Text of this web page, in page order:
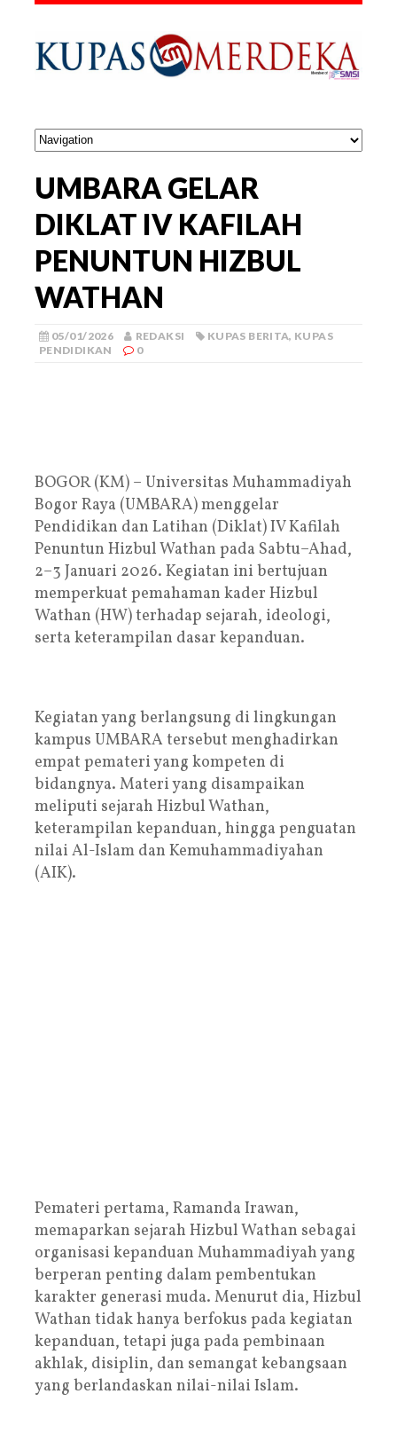
UMBARA GELAR
DIKLAT IV KAFILAH
PENUNTUN HIZBUL
WATHAN
05/01/2026 REDAKSI KUPAS BERITA, KUPAS
PENDIDIKAN
0
BOGOR (KM) – Universitas Muhammadiyah
Bogor Raya (UMBARA) menggelar
Pendidikan dan Latihan (Diklat) IV Kafilah
Penuntun Hizbul Wathan pada Sabtu–Ahad,
2–3 Januari 2026. Kegiatan ini bertujuan
memperkuat pemahaman kader Hizbul
Wathan (HW) terhadap sejarah, ideologi,
serta keterampilan dasar kepanduan.
Kegiatan yang berlangsung di lingkungan
kampus UMBARA tersebut menghadirkan
empat pemateri yang kompeten di
bidangnya. Materi yang disampaikan
meliputi sejarah Hizbul Wathan,
keterampilan kepanduan, hingga penguatan
nilai Al-Islam dan Kemuhammadiyahan
(AIK).
Pemateri pertama, Ramanda Irawan,
memaparkan sejarah Hizbul Wathan sebagai
organisasi kepanduan Muhammadiyah yang
berperan penting dalam pembentukan
karakter generasi muda. Menurut dia, Hizbul
Wathan tidak hanya berfokus pada kegiatan
kepanduan, tetapi juga pada pembinaan
akhlak, disiplin, dan semangat kebangsaan
yang berlandaskan nilai-nilai Islam.